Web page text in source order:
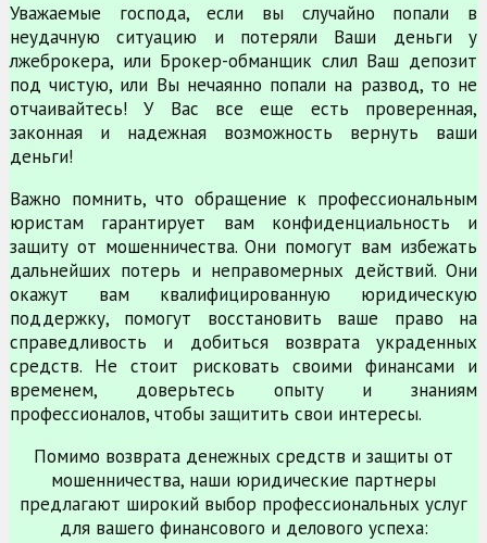
Уважаемые господа, если вы случайно попали в
неудачную ситуацию и потеряли Ваши деньги у
лжеброкера, или Брокер-обманщик слил Ваш депозит
под чистую, или Вы нечаянно попали на развод, то не
отчаивайтесь! У Вас все еще есть проверенная,
законная и надежная возможность вернуть ваши
деньги!
Важно помнить, что обращение к профессиональным
юристам гарантирует вам конфиденциальность и
защиту от мошенничества. Они помогут вам избежать
дальнейших потерь и неправомерных действий. Они
окажут вам квалифицированную юридическую
поддержку, помогут восстановить ваше право на
справедливость и добиться возврата украденных
средств. Не стоит рисковать своими финансами и
временем, доверьтесь опыту и знаниям
профессионалов, чтобы защитить свои интересы.
Помимо возврата денежных средств и защиты от
мошенничества, наши юридические партнеры
предлагают широкий выбор профессиональных услуг
для вашего финансового и делового успеха: